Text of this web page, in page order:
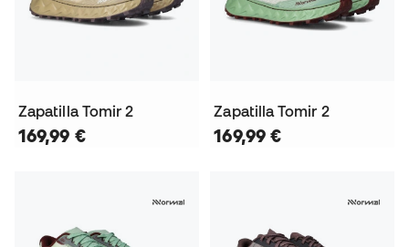
Zapatilla Tomir 2
169,99 €
Zapatilla Tomir 2
169,99 €